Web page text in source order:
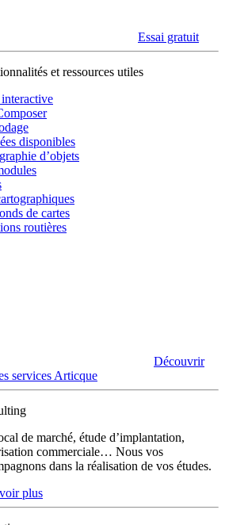
Essai gratuit
et ressources utiles
disponibles
d’objets
de cartes
routières
Découvrir
services Articque
de marché, étude d’implantation,
commerciale… Nous vos
dans la réalisation de vos études.
plus